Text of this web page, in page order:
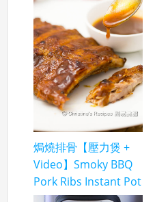
焗燒排骨【壓力煲 +
Video】Smoky BBQ
Pork Ribs Instant Pot